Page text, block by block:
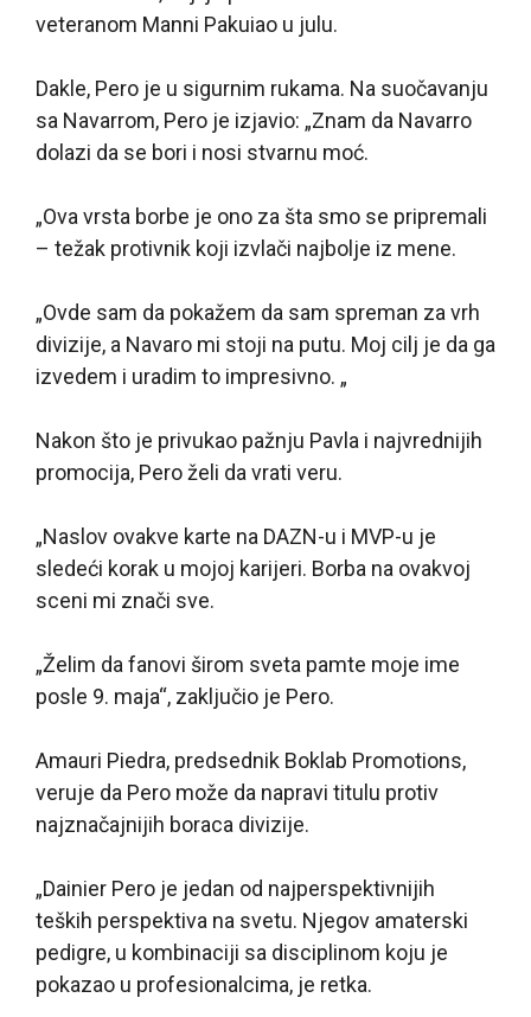
veteranom Manni Pakuiao u julu.
Dakle, Pero je u sigurnim rukama. Na suočavanju
sa Navarrom, Pero je izjavio: „Znam da Navarro
dolazi da se bori i nosi stvarnu moć.
„Ova vrsta borbe je ono za šta smo se pripremali
– težak protivnik koji izvlači najbolje iz mene.
„Ovde sam da pokažem da sam spreman za vrh
divizije, a Navaro mi stoji na putu. Moj cilj je da ga
izvedem i uradim to impresivno. „
Nakon što je privukao pažnju Pavla i najvrednijih
promocija, Pero želi da vrati veru.
„Naslov ovakve karte na DAZN-u i MVP-u je
sledeći korak u mojoj karijeri. Borba na ovakvoj
sceni mi znači sve.
„Želim da fanovi širom sveta pamte moje ime
posle 9. maja“, zaključio je Pero.
Amauri Piedra, predsednik Boklab Promotions,
veruje da Pero može da napravi titulu protiv
najznačajnijih boraca divizije.
„Dainier Pero je jedan od najperspektivnijih
teških perspektiva na svetu. Njegov amaterski
pedigre, u kombinaciji sa disciplinom koju je
pokazao u profesionalcima, je retka.